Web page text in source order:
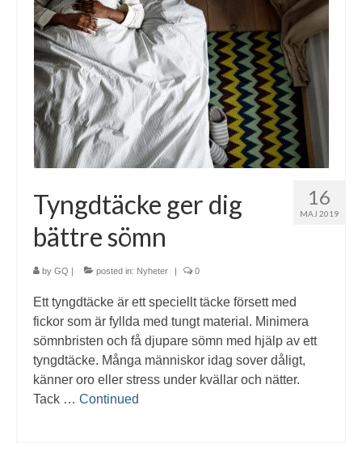
16
MAJ 2019
Tyngdtäcke ger dig
bättre sömn
by GQ | posted in: Nyheter | 0
Ett tyngdtäcke är ett speciellt täcke försett med
fickor som är fyllda med tungt material. Minimera
sömnbristen och få djupare sömn med hjälp av ett
tyngdtäcke. Många människor idag sover dåligt,
känner oro eller stress under kvällar och nätter.
Tack … Continued